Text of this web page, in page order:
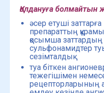
Қолдануға болмайтын
әсер етуші
препараттың
қосымша заттардың
сульфонамидтер
сезімталдық
туа біткен
тежегішімен
рецепторларының